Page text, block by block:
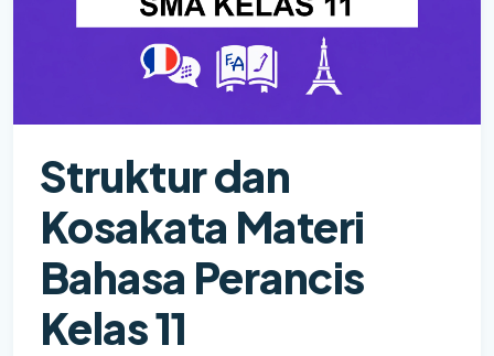
Struktur dan
Kosakata Materi
Bahasa Perancis
Kelas 11